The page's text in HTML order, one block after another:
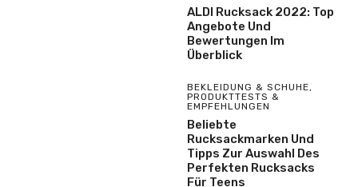
ALDI Rucksack 2022: Top
Angebote Und
Bewertungen Im
Überblick
BEKLEIDUNG & SCHUHE,
PRODUKTTESTS &
EMPFEHLUNGEN
Beliebte
Rucksackmarken Und
Tipps Zur Auswahl Des
Perfekten Rucksacks
Für Teens